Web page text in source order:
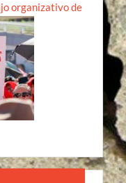
organizativo de